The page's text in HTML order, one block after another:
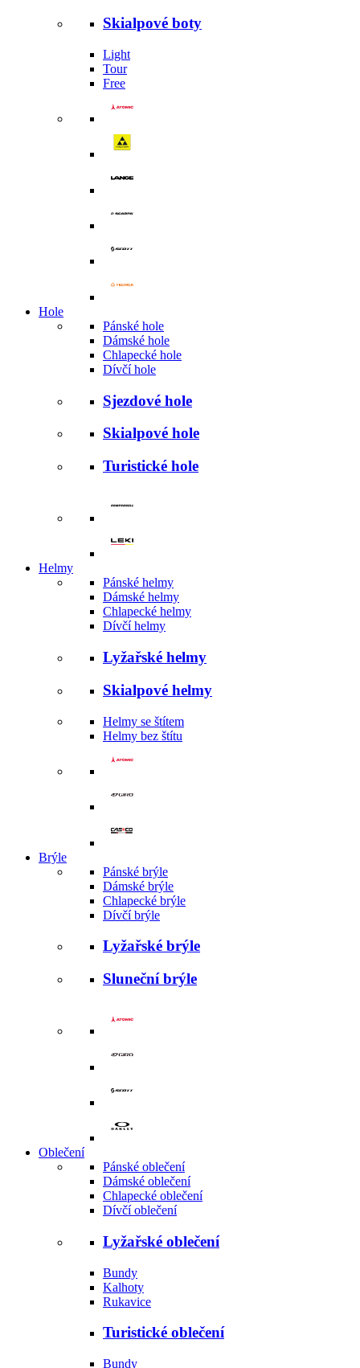
Skialpové boty
Light
Tour
Free
Hole
Pánské hole
Dámské hole
Chlapecké hole
Dívčí hole
Sjezdové hole
Skialpové hole
Turistické hole
Helmy
Pánské helmy
Dámské helmy
Chlapecké helmy
Dívčí helmy
Lyžařské helmy
Skialpové helmy
Helmy se štítem
Helmy bez štítu
Brýle
Pánské brýle
Dámské brýle
Chlapecké brýle
Dívčí brýle
Lyžařské brýle
Sluneční brýle
Oblečení
Pánské oblečení
Dámské oblečení
Chlapecké oblečení
Dívčí oblečení
Lyžařské oblečení
Bundy
Kalhoty
Rukavice
Turistické oblečení
Bundy